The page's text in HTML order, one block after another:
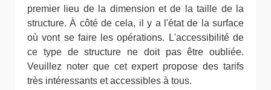
premier lieu de la dimension et de la taille de la
structure. À côté de cela, il y a l'état de la surface
où vont se faire les opérations. L'accessibilité de
ce type de structure ne doit pas être oubliée.
Veuillez noter que cet expert propose des tarifs
très intéressants et accessibles à tous.